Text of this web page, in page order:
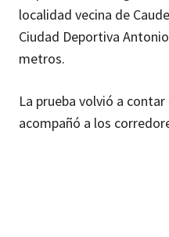
localidad vecina de
Ciudad Deportiva
metros.
La prueba volvió a
acompañó a los